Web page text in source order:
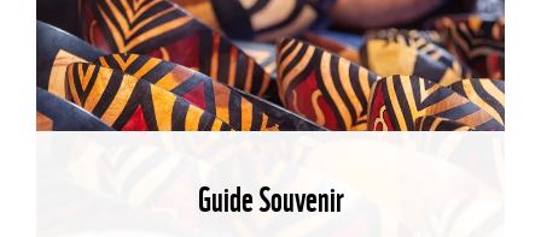
Guide Souvenir